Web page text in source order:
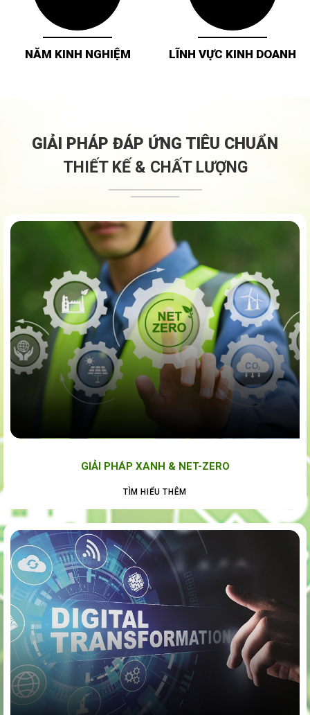
NĂM KINH NGHIỆM LĨNH VỰC KINH DOANH
GIẢI PHÁP ĐÁP ỨNG TIÊU CHUẨN
THIẾT KẾ & CHẤT LƯỢNG
GIẢI PHÁP XANH & NET-ZERO
TÌM HIỂU THÊM